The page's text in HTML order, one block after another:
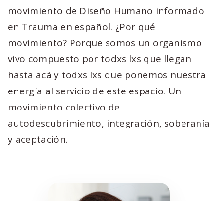
movimiento de Diseño Humano informado
en Trauma en español. ¿Por qué
movimiento? Porque somos un organismo
vivo compuesto por todxs lxs que llegan
hasta acá y todxs lxs que ponemos nuestra
energía al servicio de este espacio. Un
movimiento colectivo de
autodescubrimiento, integración, soberanía
y aceptación.